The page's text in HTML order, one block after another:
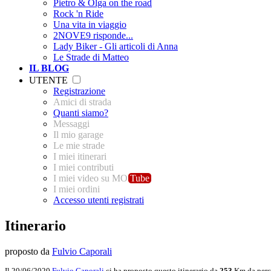
Pietro & Olga on the road
Rock 'n Ride
Una vita in viaggio
2NOVE9 risponde...
Lady Biker - Gli articoli di Anna
Le Strade di Matteo
IL BLOG
UTENTE
Registrazione
Amici di strada
Quanti siamo?
Messaggi
Il mio garage
Le mie strade
I miei itinerari
I miei contributi
I miei video su MO Tube
I miei ordini
Accesso utenti registrati
Itinerario
proposto da Fulvio Caporali